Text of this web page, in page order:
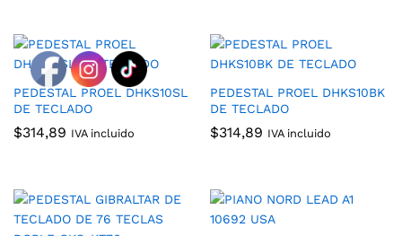
PEDESTAL PROEL DHKS10SL
DE TECLADO
$314,89 IVA incluido
PEDESTAL PROEL DHKS10BK
DE TECLADO
$314,89 IVA incluido